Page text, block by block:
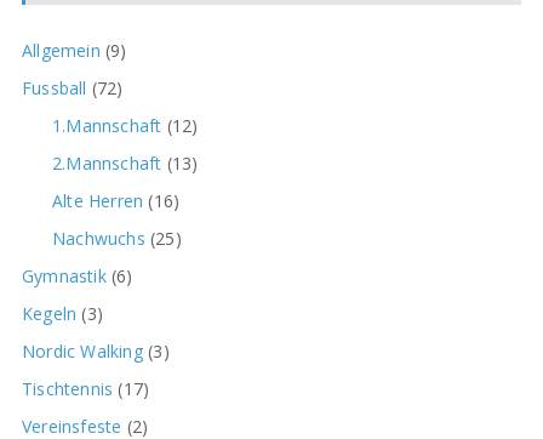
Allgemein (9)
Fussball (72)
1.Mannschaft (12)
2.Mannschaft (13)
Alte Herren (16)
Nachwuchs (25)
Gymnastik(6)
Kegeln (3)
Nordic Walking(3)
Tischtennis (17)
Vereinsfeste (2)